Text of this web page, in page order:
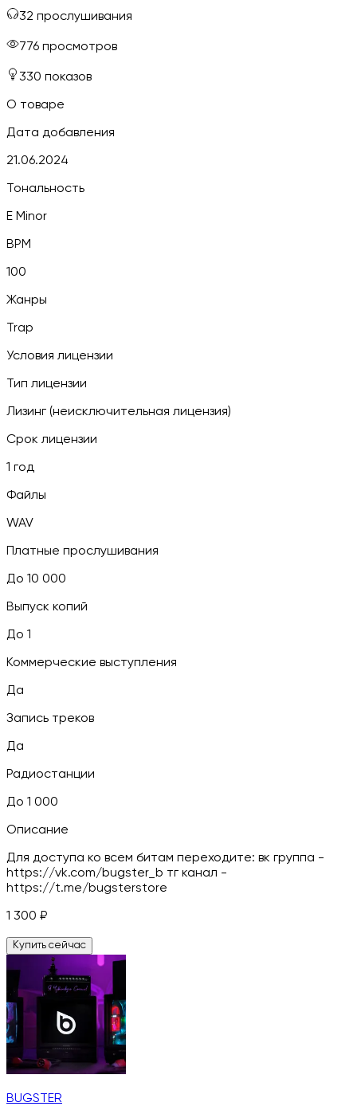
32 прослушивания
776 просмотров
330 показов
О товаре
Дата добавления
21.06.2024
Тональность
E Minor
BPM
100
Жанры
Trap
Условия лицензии
Тип лицензии
Лизинг (неисключительная лицензия)
Срок лицензии
1 год
Файлы
WAV
Платные прослушивания
До 10 000
Выпуск копий
До 1
Коммерческие выступления
Да
Запись треков
Да
Радиостанции
До 1 000
Описание
Для доступа ко всем битам переходите: вк группа -
https://vk.com/bugster_b тг канал -
https://t.me/bugsterstore
1 300 ₽
Купить сейчас
BUGSTER